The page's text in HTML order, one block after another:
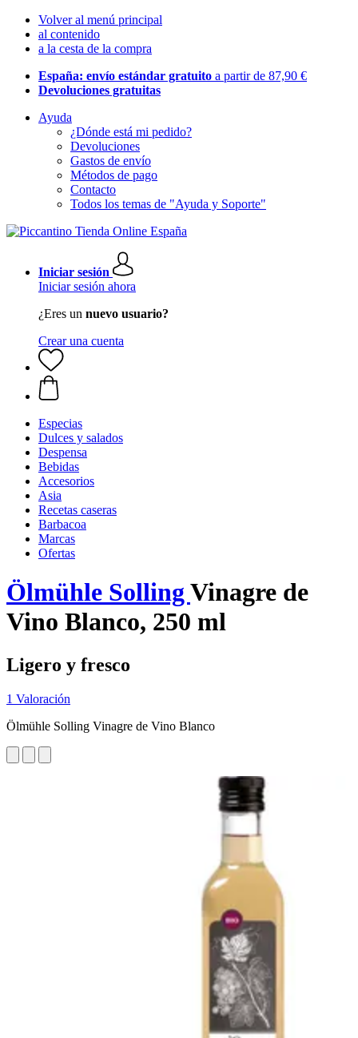
Volver al menú principal
al contenido
a la cesta de la compra
España: envío estándar gratuito a partir de 87,90 €
Devoluciones gratuitas
Ayuda
¿Dónde está mi pedido?
Devoluciones
Gastos de envío
Métodos de pago
Contacto
Todos los temas de "Ayuda y Soporte"
Iniciar sesión
Iniciar sesión ahora
¿Eres un nuevo usuario?
Crear una cuenta
Especias
Dulces y salados
Despensa
Bebidas
Accesorios
Asia
Recetas caseras
Barbacoa
Marcas
Ofertas
Ölmühle SollingVinagre de
Vino Blanco, 250 ml
Ligero y fresco
1 Valoración
Ölmühle Solling Vinagre de Vino Blanco